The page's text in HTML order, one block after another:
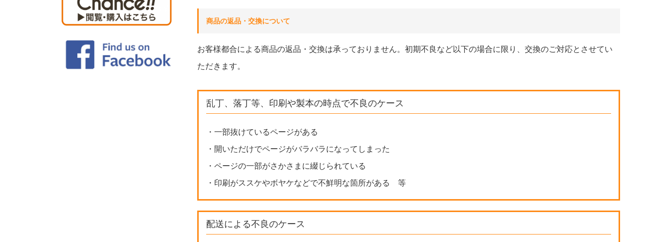
商品の返品・交換について
お客様都合による商品の返品・交換は承っておりません。初期不良など以下の場合に限り、交換のご対応とさせてい
ただきます。
乱丁、落丁等、印刷や製本の時点で不良のケース
・一部抜けているページがある
・開いただけでページがバラバラになってしまった
・ページの一部がさかさまに綴じられている
・印刷がススケやボヤケなどで不鮮明な箇所がある 等
配送による不良のケース